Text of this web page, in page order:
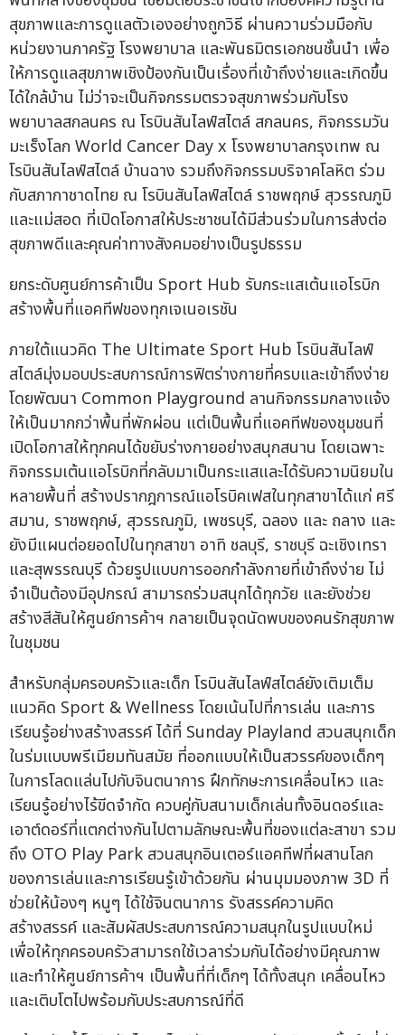
สุขภาพและการดูแลตัวเองอย่างถูกวิธี ผ่านความร่วมมือกับ
หน่วยงานภาครัฐ โรงพยาบาล และพันธมิตรเอกชนชั้นนำ เพื่อ
ให้การดูแลสุขภาพเชิงป้องกันเป็นเรื่องที่เข้าถึงง่ายและเกิดขึ้น
ได้ใกล้บ้าน ไม่ว่าจะเป็นกิจกรรมตรวจสุขภาพร่วมกับโรง
พยาบาลสกลนคร ณ โรบินสันไลฟ์สไตล์ สกลนคร, กิจกรรมวัน
มะเร็งโลก World Cancer Day x โรงพยาบาลกรุงเทพ ณ
โรบินสันไลฟ์สไตล์ บ้านฉาง รวมถึงกิจกรรมบริจาคโลหิต ร่วม
กับสภากาชาดไทย ณ โรบินสันไลฟ์สไตล์ ราชพฤกษ์ สุวรรณภูมิ
และแม่สอด ที่เปิดโอกาสให้ประชาชนได้มีส่วนร่วมในการส่งต่อ
สุขภาพดีและคุณค่าทางสังคมอย่างเป็นรูปธรรม
ยกระดับศูนย์การค้าเป็น Sport Hub รับกระแสเต้นแอโรบิก
สร้างพื้นที่แอคทีฟของทุกเจเนอเรชัน
ภายใต้แนวคิด The Ultimate Sport Hub โรบินสันไลฟ์
สไตล์มุ่งมอบประสบการณ์การฟิตร่างกายที่ครบและเข้าถึงง่าย
โดยพัฒนา Common Playground ลานกิจกรรมกลางแจ้ง
ให้เป็นมากกว่าพื้นที่พักผ่อน แต่เป็นพื้นที่แอคทีฟของชุมชนที่
เปิดโอกาสให้ทุกคนได้ขยับร่างกายอย่างสนุกสนาน โดยเฉพาะ
กิจกรรมเต้นแอโรบิกที่กลับมาเป็นกระแสและได้รับความนิยมใน
หลายพื้นที่ สร้างปรากฎการณ์แอโรบิคเฟสในทุกสาขาได้แก่ ศรี
สมาน, ราชพฤกษ์, สุวรรณภูมิ, เพชรบุรี, ฉลอง และ ถลาง และ
ยังมีแผนต่อยอดไปในทุกสาขา อาทิ ชลบุรี, ราชบุรี ฉะเชิงเทรา
และสุพรรณบุรี ด้วยรูปแบบการออกกำลังกายที่เข้าถึงง่าย ไม่
จำเป็นต้องมีอุปกรณ์ สามารถร่วมสนุกได้ทุกวัย และยังช่วย
สร้างสีสันให้ศูนย์การค้าฯ กลายเป็นจุดนัดพบของคนรักสุขภาพ
ในชุมชน
สำหรับกลุ่มครอบครัวและเด็ก โรบินสันไลฟ์สไตล์ยังเติมเต็ม
แนวคิด Sport & Wellness โดยเน้นไปที่การเล่น และการ
เรียนรู้อย่างสร้างสรรค์ ได้ที่ Sunday Playland สวนสนุกเด็ก
ในร่มแบบพรีเมียมทันสมัย ที่ออกแบบให้เป็นสวรรค์ของเด็กๆ
ในการโลดแล่นไปกับจินตนาการ ฝึกทักษะการเคลื่อนไหว และ
เรียนรู้อย่างไร้ขีดจำกัด ควบคู่กับสนามเด็กเล่นทั้งอินดอร์และ
เอาต์ดอร์ที่แตกต่างกันไปตามลักษณะพื้นที่ของแต่ละสาขา รวม
ถึง OTO Play Park สวนสนุกอินเตอร์แอคทีฟที่ผสานโลก
ของการเล่นและการเรียนรู้เข้าด้วยกัน ผ่านมุมมองภาพ 3D ที่
ช่วยให้น้องๆ หนูๆ ได้ใช้จินตนาการ รังสรรค์ความคิด
สร้างสรรค์ และสัมผัสประสบการณ์ความสนุกในรูปแบบใหม่
เพื่อให้ทุกครอบครัวสามารถใช้เวลาร่วมกันได้อย่างมีคุณภาพ
และทำให้ศูนย์การค้าฯ เป็นพื้นที่ที่เด็กๆ ได้ทั้งสนุก เคลื่อนไหว
และเติบโตไปพร้อมกับประสบการณ์ที่ดี